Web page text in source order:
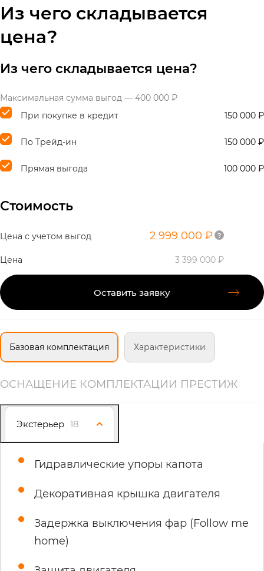
Из чего складывается
цена?
Из чего складывается цена?
Максимальная сумма выгод — 400 000 ₽
При покупке в кредит
150 000 ₽
По Трейд-ин 150 000 ₽
Прямая выгода 100 000 ₽
Стоимость
Цена с учетом выгод 2 999 000 ₽
Цена 3 399 000 ₽
Оставить заявку
Базовая комплектация Характеристики
ОСНАЩЕНИЕ КОМПЛЕКТАЦИИ ПРЕСТИЖ
Экстерьер 18
Гидравлические упоры капота
Декоративная крышка двигателя
Задержка выключения фар (Follow me
home)